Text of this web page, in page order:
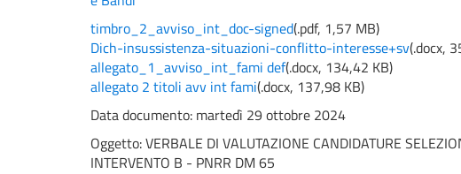
timbro_2_avviso_int_doc-signed(.pdf, 1,57 MB)
Dich-insussistenza-situazioni-conflitto-interesse+sv(.docx,
allegato_1_avviso_int_fami def(.docx, 134,42 KB)
allegato 2 titoli avv int fami(.docx, 137,98 KB)
Data documento: martedì 29 ottobre 2024
Oggetto:VERBALE DI VALUTAZIONE CANDIDATURE
INTERVENTO B - PNRR DM 65